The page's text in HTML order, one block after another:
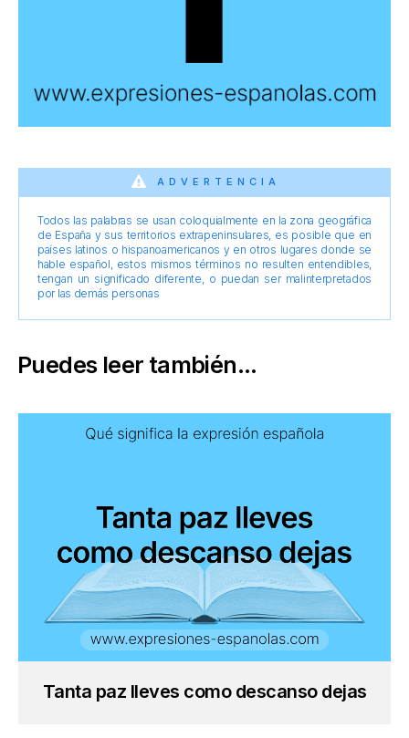
ADVERTENCIA
Todos las palabras se usan coloquialmente en la zona geográfica
de España y sus territorios extrapeninsulares, es posible que en
países latinos o hispanoamericanos y en otros lugares donde se
hable español, estos mismos términos no resulten entendibles,
tengan un significado diferente, o puedan ser malinterpretados
por las demás personas
Puedes leer también...
Tanta paz lleves como descanso dejas